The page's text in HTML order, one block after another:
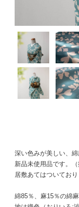
深い色みが美しい、綿
新品未使用品です。
居敷あてはついてお
綿85％、麻15％の綿